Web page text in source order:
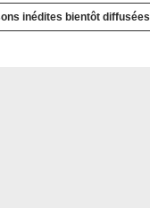
inédites bientôt diffusées